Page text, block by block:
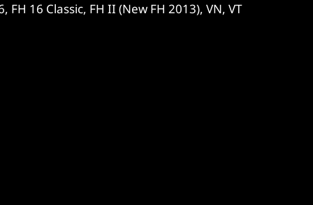
FH 16 Classic, FH II (New FH 2013), VN, VT